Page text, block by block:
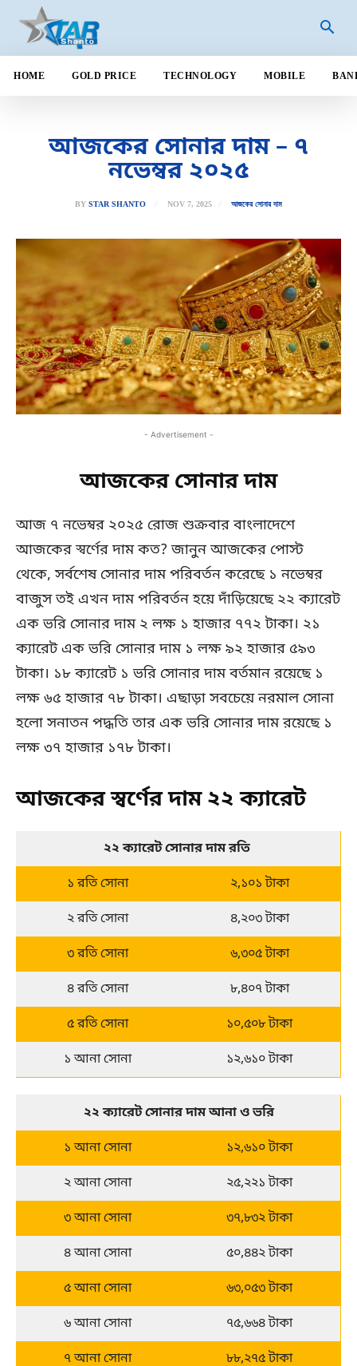
HOME GOLD PRICE TECHNOLOGY MOBILE
আজকের সোনার দাম – ৭
নভেম্বর ২০২৫
BY STAR SHANTO NOV 7, 2025 আজকের সোনার দাম
- Advertisement -
আজকের সোনার দাম
আজ ৭ নভেম্বর ২০২৫ রোজ শুক্রবার বাংলাদেশে
আজকের স্বর্ণের দাম কত? জানুন আজকের পোস্ট
থেকে, সর্বশেষ সোনার দাম পরিবর্তন করেছে ১ নভেম্বর
বাজুস তই এখন দাম পরিবর্তন হয়ে দাঁড়িয়েছে ২২ ক্যারেট
এক ভরি সোনার দাম ২ লক্ষ ১ হাজার ৭৭২ টাকা। ২১
ক্যারেট এক ভরি সোনার দাম ১ লক্ষ ৯২ হাজার ৫৯৩
টাকা। ১৮ ক্যারেট ১ ভরি সোনার দাম বর্তমান রয়েছে ১
লক্ষ ৬৫ হাজার ৭৮ টাকা। এছাড়া সবচেয়ে নরমাল সোনা
হলো সনাতন পদ্ধতি তার এক ভরি সোনার দাম রয়েছে ১
লক্ষ ৩৭ হাজার ১৭৮ টাকা।
আজকের স্বর্ণের দাম ২২ ক্যারেট
২২ ক্যারেট সোনার দাম রতি
১ রতি সোনা
২,১০১ টাকা
২ রতি সোনা
৪,২০৩ টাকা
৩ রতি সোনা
৬,৩০৫ টাকা
৪ রতি সোনা
৮,৪০৭ টাকা
৫ রতি সোনা
১০,৫০৮ টাকা
১ আনা সোনা
১২,৬১০ টাকা
২২ ক্যারেট সোনার দাম আনা ও ভরি
১ আনা সোনা
১২,৬১০ টাকা
২ আনা সোনা
২৫,২২১ টাকা
৩ আনা সোনা
৩৭,৮৩২ টাকা
৪ আনা সোনা
৫০,৪৪২ টাকা
৫ আনা সোনা
৬৩,০৫৩ টাকা
৬ আনা সোনা
৭৫,৬৬৪ টাকা
৭ আনা সোনা
৮৮,২৭৫ টাকা